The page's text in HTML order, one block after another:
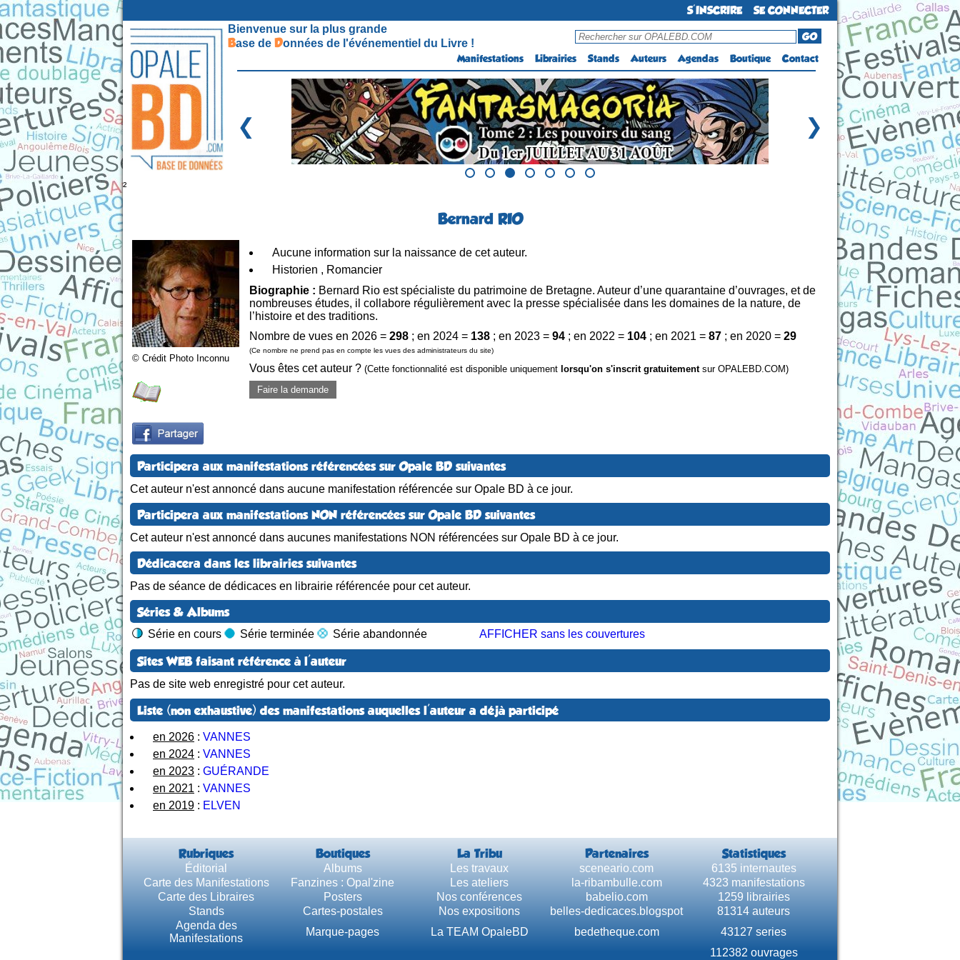
S'INSCRIRE
SE CONNECTER
Bienvenue sur la plus grande
Base de Données de l'événementiel du Livre !
GO
Manifestations
Librairies Stands Auteurs Agendas Boutique Contact
❮ ❯
²
Bernard RIO
© Crédit Photo Inconnu
Aucune information sur la naissance de cet auteur.
Historien , Romancier
Biographie : Bernard Rio est spécialiste du patrimoine de Bretagne. Auteur d’une quarantaine d’ouvrages, et de
nombreuses études, il collabore régulièrement avec la presse spécialisée dans les domaines de la nature, de
l’histoire et des traditions.
Nombre de vues en 2026 = 298 ; en 2024 = 138 ; en 2023 = 94 ; en 2022 = 104 ; en 2021 = 87 ; en 2020 = 29
(Ce nombre ne prend pas en compte les vues des administrateurs du site)
Vous êtes cet auteur ? (Cette fonctionnalité est disponible uniquement lorsqu'on s'inscrit gratuitementsur OPALEBD.COM)
Faire la demande
Participera aux manifestations référencées sur Opale BD suivantes
Cet auteur n'est annoncé dans aucune manifestation référencée sur Opale BD à ce jour.
Participera aux manifestations NON référencées sur Opale BD suivantes
Cet auteur n'est annoncé dans aucunes manifestations NON référencées sur Opale BD à ce jour.
Dédicacera dans les librairies suivantes
Pas de séance de dédicaces en librairie référencée pour cet auteur.
Séries & Albums
Série en cours Série terminée Série abandonnée AFFICHER sans les couvertures
Sites WEB faisant référence à l'auteur
Pas de site web enregistré pour cet auteur.
Liste (non exhaustive) des manifestations auquelles l'auteur a déjà participé
en 2026 : VANNES
en 2024 : VANNES
en 2023 : GUÉRANDE
en 2021 : VANNES
en 2019 : ELVEN
Rubriques Boutiques La Tribu Partenaires Statistiques
Éditorial Albums Les travaux sceneario.com
6135 internautes
Carte des Manifestations
Fanzines : Opal'zine Les ateliers la-ribambulle.com
4323 manifestations
Carte des Libraires
Posters Nos conférences babelio.com
1259 librairies
Stands
Cartes-postales Nos expositions belles-dedicaces.blogspot
81314 auteurs
Agenda des
Manifestations
Marque-pages La TEAM OpaleBD bedetheque.com
43127 series
112382 ouvrages